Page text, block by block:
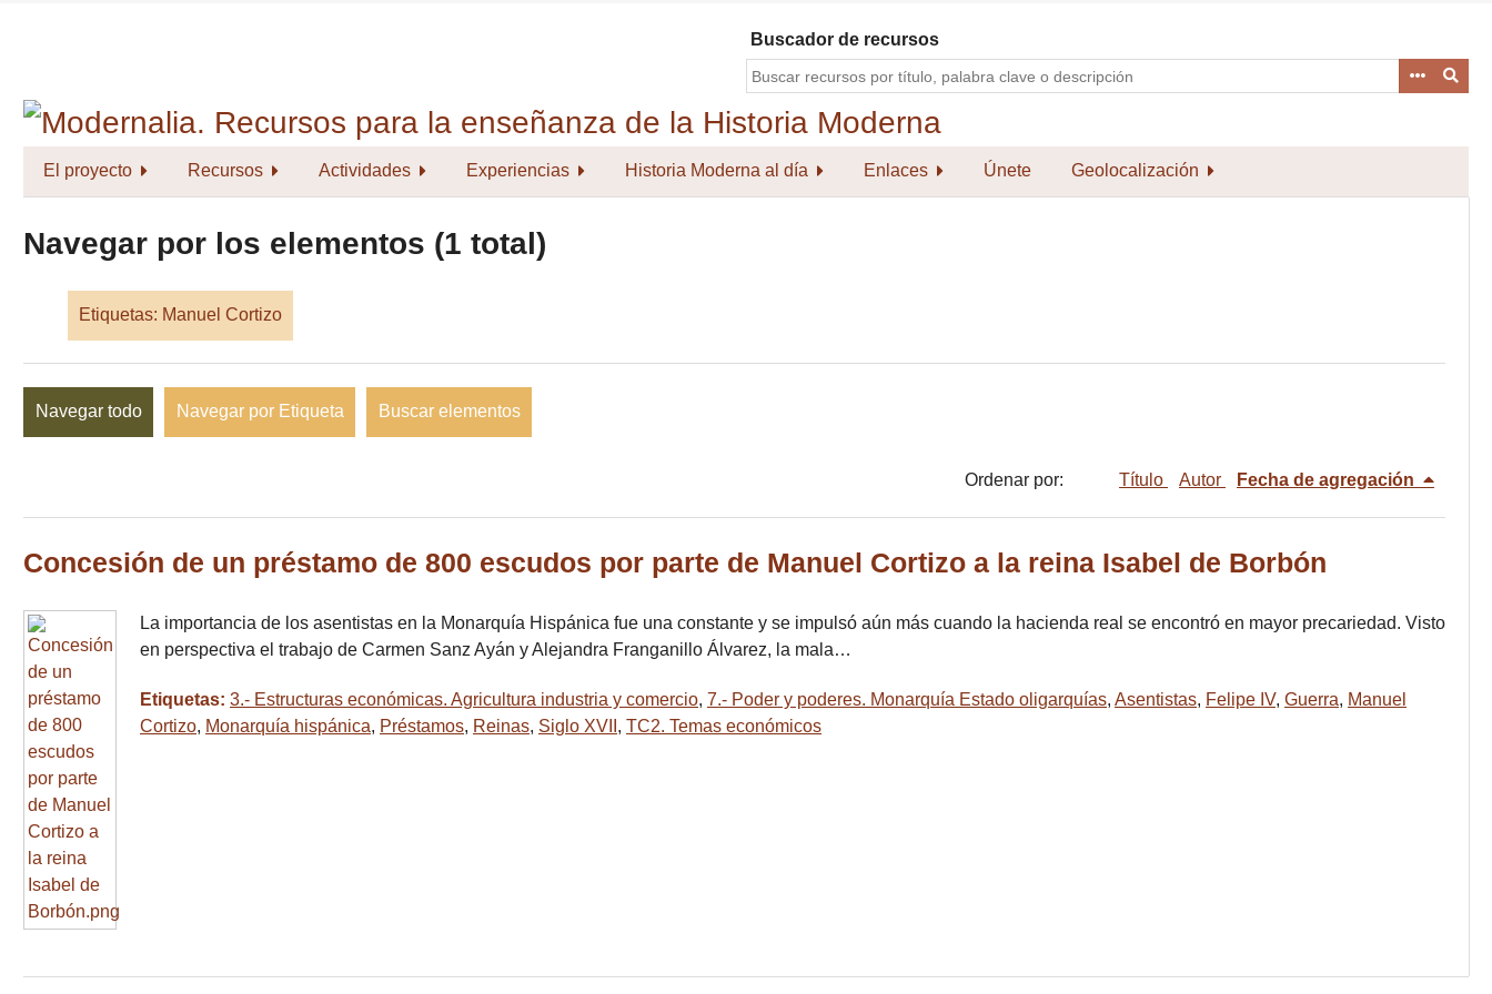
Buscador de recursos
El proyecto Recursos Actividades Experiencias Historia Moderna al día Enlaces Únete Geolocalización
Navegar por los elementos (1 total)
Etiquetas: Manuel Cortizo
Navegar todo Navegar por Etiqueta Buscar elementos
Ordenar por: Título Autor Fecha de agregación
Concesión de un préstamo de 800 escudos por parte de Manuel Cortizo a la reina Isabel de Borbón
La importancia de los asentistas en la Monarquía Hispánica fue una constante y se impulsó aún más cuando la hacienda real se encontró en mayor precariedad. Visto
en perspectiva el trabajo de Carmen Sanz Ayán y Alejandra Franganillo Álvarez, la mala…
Etiquetas: 3.- Estructuras económicas. Agricultura industria y comercio, 7.- Poder y poderes. Monarquía Estado oligarquías, Asentistas, Felipe IV, Guerra, Manuel
Cortizo, Monarquía hispánica, Préstamos, Reinas, Siglo XVII , TC2. Temas económicos